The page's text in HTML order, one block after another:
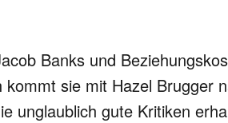
Banks und
sie mit Hazel
unglaublich gute Kritiken